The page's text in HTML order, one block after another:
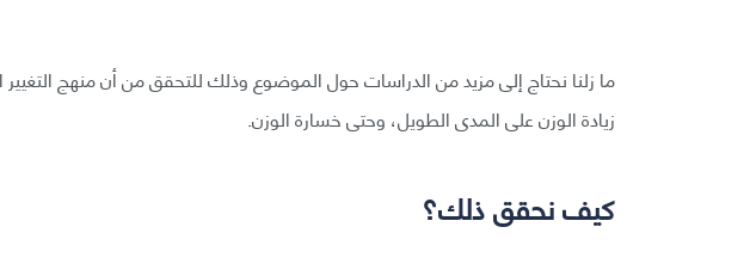
ما زلنا نحتاج إلى مزيد من الدراسات حول الموضوع وذلك للتحقق من أن منهج التغيير
زيادة الوزن على المدى الطويل، وحتى خسارة الوزن.
كيف نحقق ذلك؟